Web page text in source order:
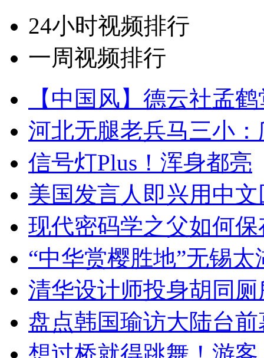
24小时视频排行
一周视频排行
【中国风】德云社孟
河北无腿老兵马三小
信号灯Plus！浑身都亮
美国发言人即兴用中
现代密码学之父如何
“中华赏樱胜地”无锡
清华设计师投身胡同
盘点韩国瑜访大陆台